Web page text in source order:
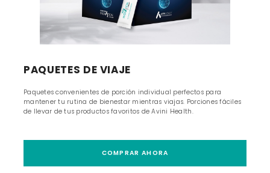
PAQUETES DE VIAJE
Paquetes convenientes de porción individual perfectos para
mantener tu rutina de bienestar mientras viajas. Porciones fáciles
de llevar de tus productos favoritos de Avini Health.
COMPRAR AHORA